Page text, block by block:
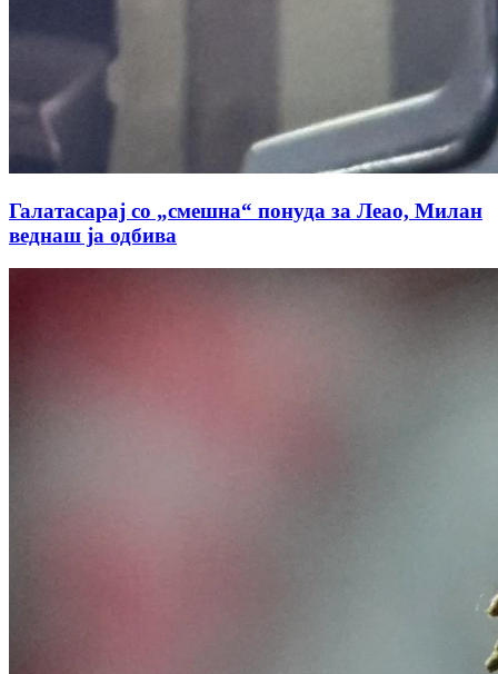
Галатасарај со „смешна“ понуда за Леао, Милан
веднаш ја одбива